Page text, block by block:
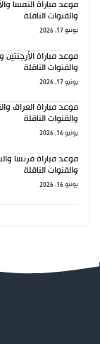
والقنوات الناقلة
يونيو 17, 2026
والقنوات الناقلة
يونيو 17, 2026
والقنوات الناقلة
يونيو 16, 2026
والقنوات الناقلة
يونيو 16, 2026